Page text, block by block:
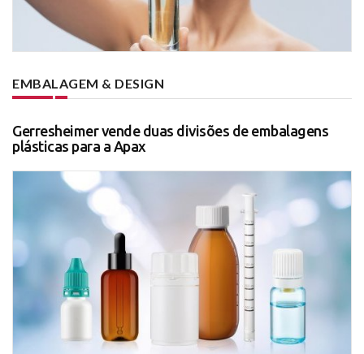
EMBALAGEM & DESIGN
Gerresheimer vende duas divisões de embalagens
plásticas para a Apax